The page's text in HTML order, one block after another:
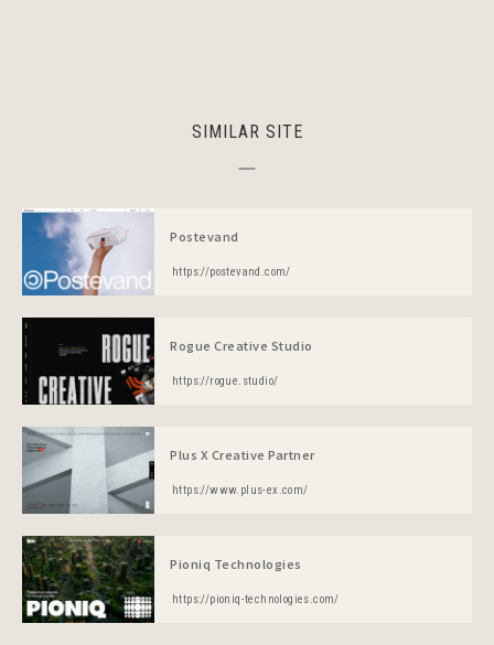
SIMILAR SITE
Postevand
https://postevand.com/
Rogue Creative Studio
https://rogue.studio/
Plus X Creative Partner
https://www.plus-ex.com/
Pioniq Technologies
https://pioniq-technologies.com/